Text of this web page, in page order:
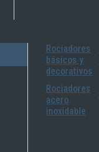
Rociadores
básicos y
decorativos
Rociadores
acero
inoxidable